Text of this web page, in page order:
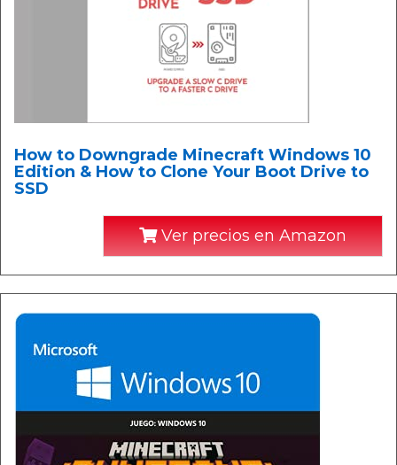
How to Downgrade Minecraft Windows 10
Edition & How to Clone Your Boot Drive to
SSD
Ver precios en Amazon